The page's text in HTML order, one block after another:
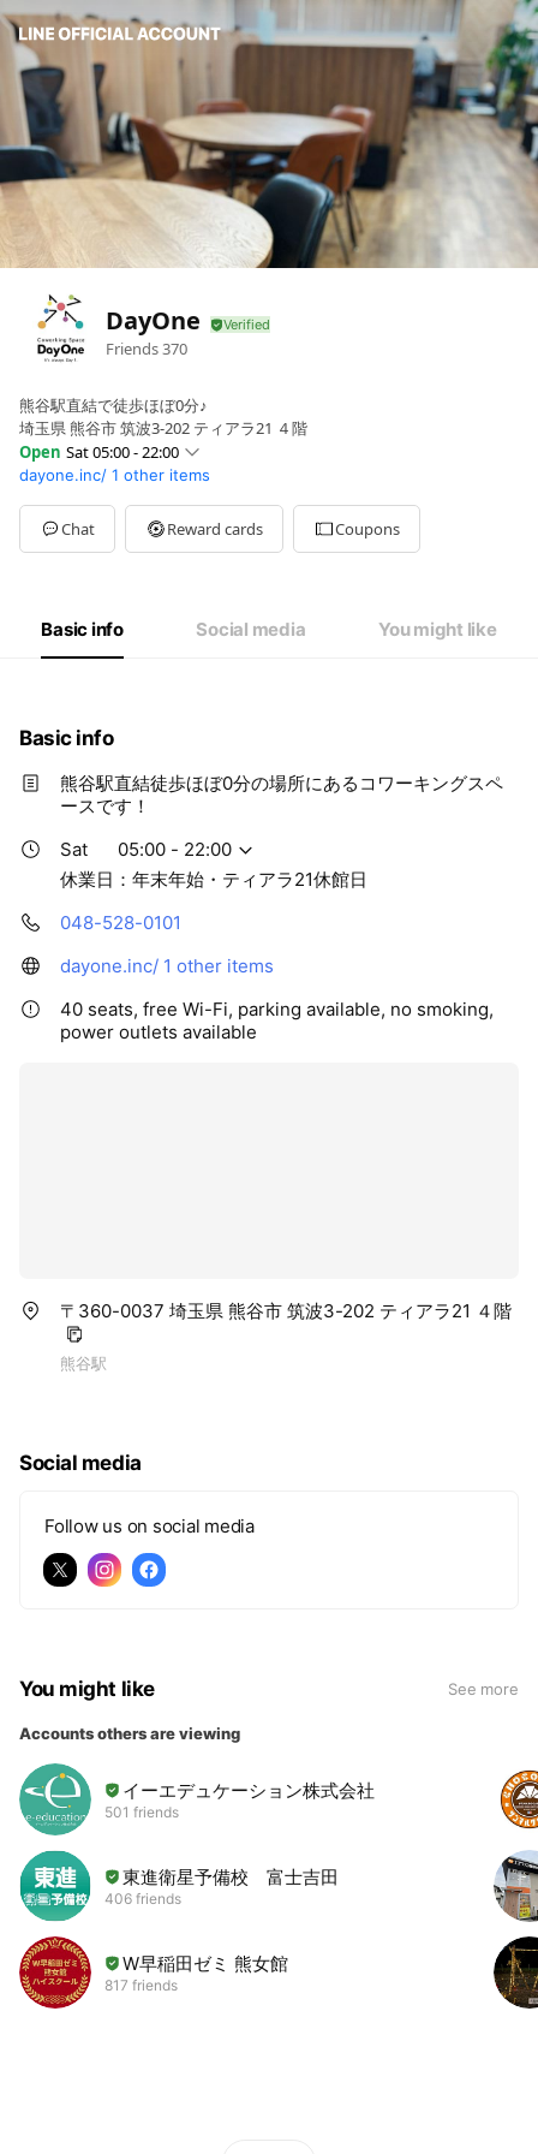
DayOne
Friends370
熊谷駅直結で徒歩ほぼ0分♪
埼玉県 熊谷市 筑波3-202 ティアラ21 ４階
Open Sat 05:00 - 22:00
Sun05:00 - 22:00
Mon05:00 - 22:00
Tue05:00 - 22:00
Wed05:00 - 22:00
05:00 - 22:00
休業日：年末年始・ティアラ21休館日
dayone.inc/ 1 other items
Chat Reward cards Coupons
Basic info Social media You might like
Basic info
熊谷駅直結徒歩ほぼ0分の場所にあるコワーキングスペ
ースです！
Sat
05:00 - 22:00
休業日：年末年始・ティアラ21休館日
048-528-0101
dayone.inc/ 1 other items
40 seats, free Wi-Fi, parking available, no smoking,
power outlets available
〒360-0037 埼玉県 熊谷市 筑波3-202 ティアラ21 ４階
熊谷駅
Social media
Follow us on social media
You might like See more
Accounts others are viewing
イーエデュケーション株式会社
501 friends
東進衛星予備校 富士吉田
406 friends
W早稲田ゼミ 熊女館
817 friends